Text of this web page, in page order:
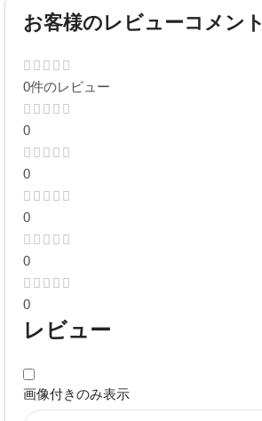
お客様のレビューコメント
0件のレビュー
0
0
0
0
0
レビュー
画像付きのみ表示